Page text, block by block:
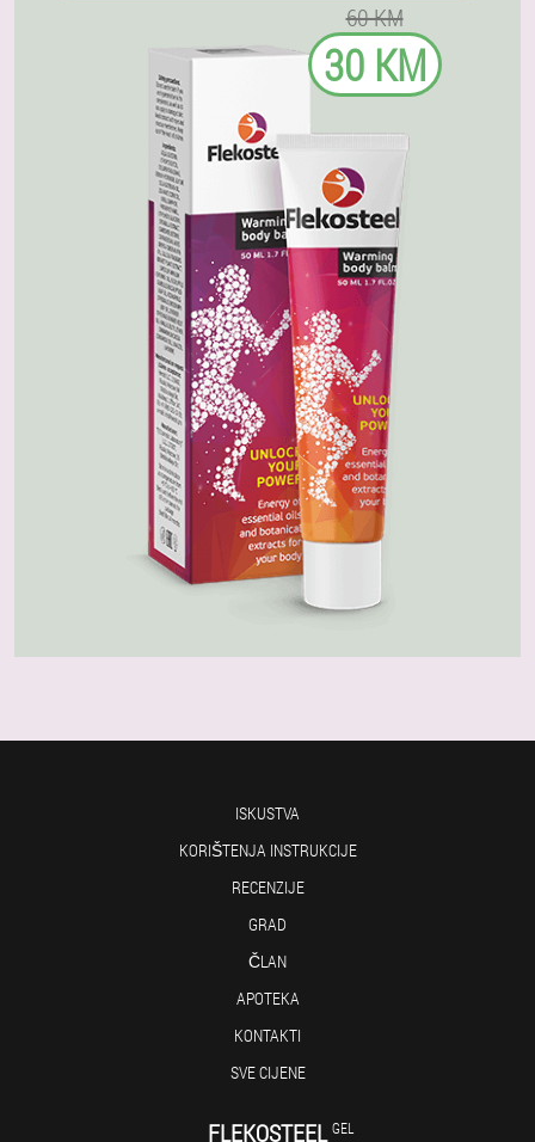
60 KM
30 KM
ISKUSTVA
KORIŠTENJA INSTRUKCIJE
RECENZIJE
GRAD
ČLAN
APOTEKA
KONTAKTI
SVE CIJENE
FLEKOSTEEL GEL